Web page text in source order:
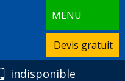
MENU
Devis gratuit
indisponible